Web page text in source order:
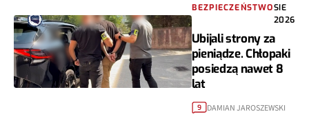
BEZPIECZEŃSTWOSIE
2026
Ubijali strony za
pieniądze. Chłopaki
posiedzą nawet 8
lat
9 DAMIAN JAROSZEWSKI